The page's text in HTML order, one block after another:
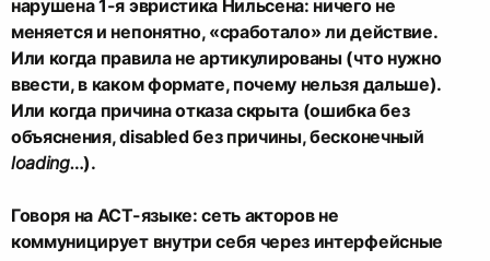
нарушена 1-я эвристика Нильсена: ничего не
меняется и непонятно, «сработало» ли действие.
Или когда правила не артикулированы (что нужно
ввести, в каком формате, почему нельзя дальше).
Или когда причина отказа скрыта (ошибка без
объяснения, disabled без причины, бесконечный
loading…).
Говоря на АСТ-языке: сеть акторов не
коммуницирует внутри себя через интерфейсные